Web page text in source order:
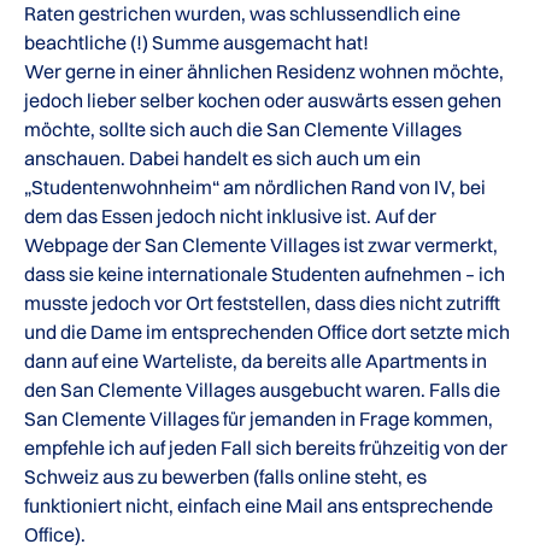
Raten gestrichen wurden, was schlussendlich eine
beachtliche (!) Summe ausgemacht hat!
Wer gerne in einer ähnlichen Residenz wohnen möchte,
jedoch lieber selber kochen oder auswärts essen gehen
möchte, sollte sich auch die San Clemente Villages
anschauen. Dabei handelt es sich auch um ein
„Studentenwohnheim“ am nördlichen Rand von IV, bei
dem das Essen jedoch nicht inklusive ist. Auf der
Webpage der San Clemente Villages ist zwar vermerkt,
dass sie keine internationale Studenten aufnehmen – ich
musste jedoch vor Ort feststellen, dass dies nicht zutrifft
und die Dame im entsprechenden Office dort setzte mich
dann auf eine Warteliste, da bereits alle Apartments in
den San Clemente Villages ausgebucht waren. Falls die
San Clemente Villages für jemanden in Frage kommen,
empfehle ich auf jeden Fall sich bereits frühzeitig von der
Schweiz aus zu bewerben (falls online steht, es
funktioniert nicht, einfach eine Mail ans entsprechende
Office).